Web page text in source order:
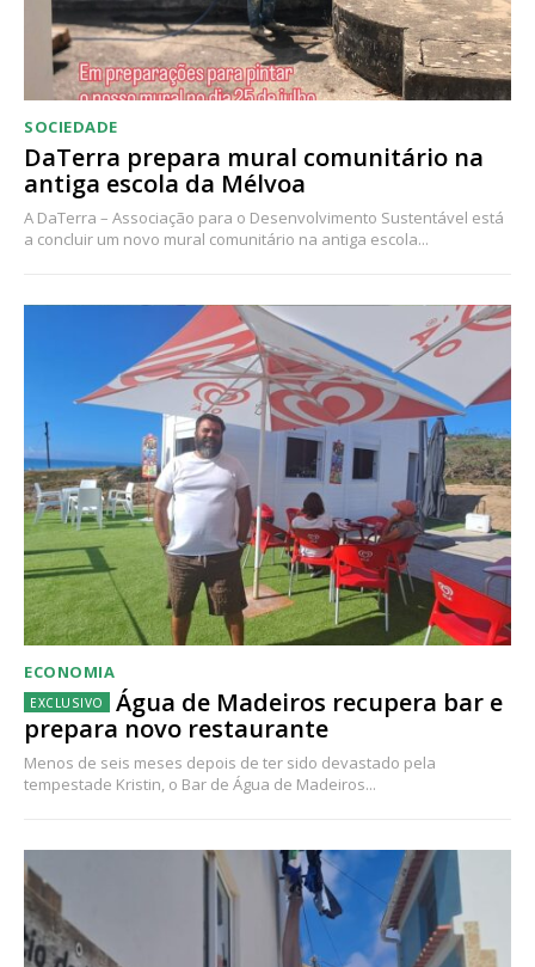
SOCIEDADE
DaTerra prepara mural comunitário na
antiga escola da Mélvoa
A DaTerra – Associação para o Desenvolvimento Sustentável está
a concluir um novo mural comunitário na antiga escola...
ECONOMIA
Água de Madeiros recupera bar e
prepara novo restaurante
Menos de seis meses depois de ter sido devastado pela
tempestade Kristin, o Bar de Água de Madeiros...